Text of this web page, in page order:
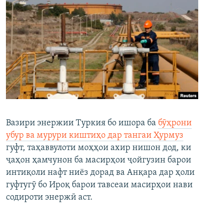
Вазири энержии Туркия бо ишора ба бӯҳрони
убур ва мурури киштиҳо дар тангаи Ҳурмуз
гуфт, таҳаввулоти моҳҳои ахир нишон дод, ки
ҷаҳон ҳамчунон ба масирҳои ҷойгузин барои
интиқоли нафт ниёз дорад ва Анқара дар ҳоли
гуфтугӯ бо Ироқ барои тавсеаи масирҳои нави
содироти энержӣ аст.